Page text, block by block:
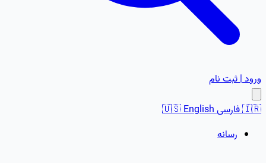
ورود | ثبت نام
🇮🇷فارسی 🇺🇸English
رسانه